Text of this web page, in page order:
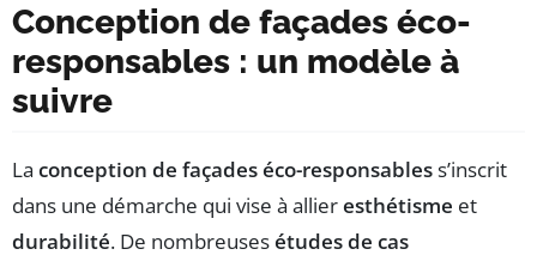
Conception de façades éco-
responsables : un modèle à
suivre
La conception de façades éco-responsabless’inscrit
dans une démarche qui vise à allieresthétisme et
durabilité. De nombreusesétudes de cas